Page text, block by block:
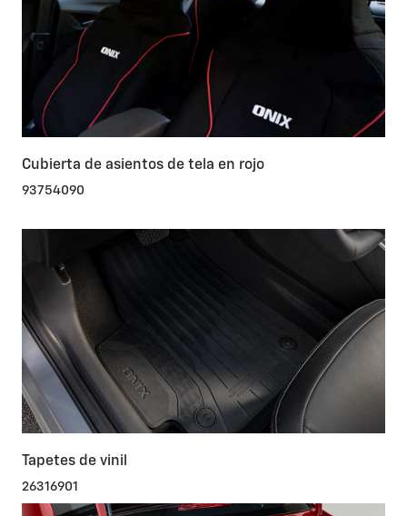
Cubierta de asientos de tela en rojo
93754090
Tapetes de vinil
26316901